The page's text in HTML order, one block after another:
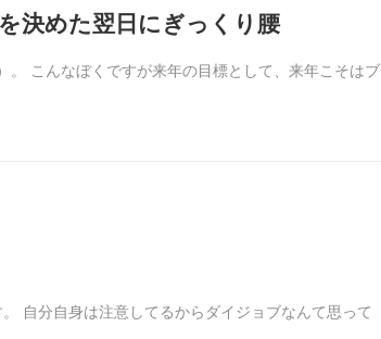
決めた翌日にぎっくり腰
こんなぼくですが来年の目標として、来年こそはブ
自分自身は注意してるからダイジョブなんて思って